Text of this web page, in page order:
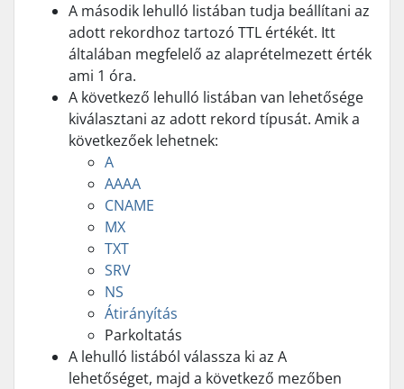
A második lehulló listában tudja beállítani az
adott rekordhoz tartozó TTL értékét. Itt
általában megfelelő az alaprételmezett érték
ami 1 óra.
A következő lehulló listában van lehetősége
kiválasztani az adott rekord típusát. Amik a
következőek lehetnek:
A
AAAA
CNAME
MX
TXT
SRV
NS
Átirányítás
Parkoltatás
A lehulló listából válassza ki az A
lehetőséget, majd a következő mezőben